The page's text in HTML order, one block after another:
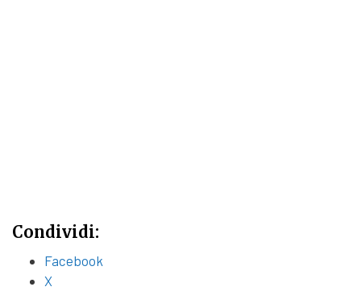
Condividi:
Facebook
X